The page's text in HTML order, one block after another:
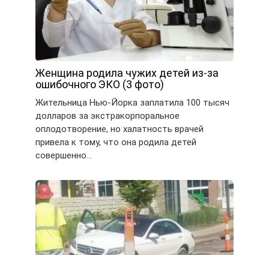
Женщина родила чужих детей из-за
ошибочного ЭКО (3 фото)
Жительница Нью-Йорка заплатила 100 тысяч
долларов за экстракорпоральное
оплодотворение, но халатность врачей
привела к тому, что она родила детей
совершенно…